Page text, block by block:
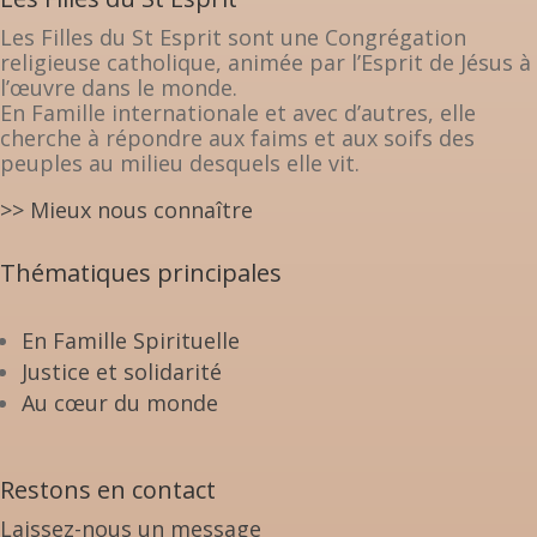
Les Filles du St Esprit sont une Congrégation
religieuse catholique, animée par l’Esprit de Jésus à
l’œuvre dans le monde.
En Famille internationale et avec d’autres, elle
cherche à répondre aux faims et aux soifs des
peuples au milieu desquels elle vit.
>> Mieux nous connaître
Thématiques principales
En Famille Spirituelle
Justice et solidarité
Au cœur du monde
Restons en contact
Laissez-nous un message